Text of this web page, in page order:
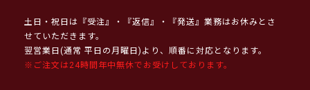
土日・祝日は『受注』・『返信』・『発送』業務はお休みとさ
せていただきます。
翌営業日(通常 平日の月曜日)より、順番に対応となります。
※ご注文は24時間年中無休でお受けしております。